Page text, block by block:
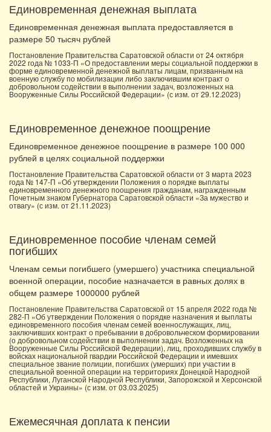
Единовременная денежная выплата
Единовременная денежная выплата предоставляется в
размере 50 тысяч рублей
Постановление Правительства Саратовской области от 24 октября
2022 года № 1033-П «О предоставлении меры социальной поддержки в
форме единовременной денежной выплаты лицам, призванным на
военную службу по мобилизации либо заключившим контракт о
добровольном содействии в выполнении задач, возложенных на
Вооруженные Силы Российской Федерации» (с изм. от 29.12.2023)
Единовременное денежное поощрение
Единовременное денежное поощрение в размере 100 000
рублей в целях социальной поддержки
Постановление Правительства Саратовской области от 3 марта 2023
года № 147-П «Об утверждении Положения о порядке выплаты
единовременного денежного поощрения гражданам, награжденным
Почетным знаком Губернатора Саратовской области «За мужество и
отвагу» (с изм. от 21.11.2023)
Единовременное пособие членам семей
погибших
Членам семьи погибшего (умершего) участника специальной
военной операции, пособие назначается в равных долях в
общем размере 1000000 рублей
Постановление Правительства Саратовской от 15 апреля 2022 года №
282-П «Об утверждении Положения о порядке назначения и выплаты
единовременного пособия членам семей военнослужащих, лиц,
заключивших контракт о пребывании в добровольческом формировании
(о добровольном содействии в выполнении задач. Возложенных на
Вооруженные Силы Российской Федерации), лиц, проходивших службу в
войсках национальной гвардии Российской Федерации и имевших
специальное звание полиции, погибших (умерших) при участии в
специальной военной операции на территориях Донецкой Народной
Республики, Луганской Народной Республики, Запорожской и Херсонской
областей и Украины» (с изм. от 03.03.2025)
Ежемесячная доплата к пенсии